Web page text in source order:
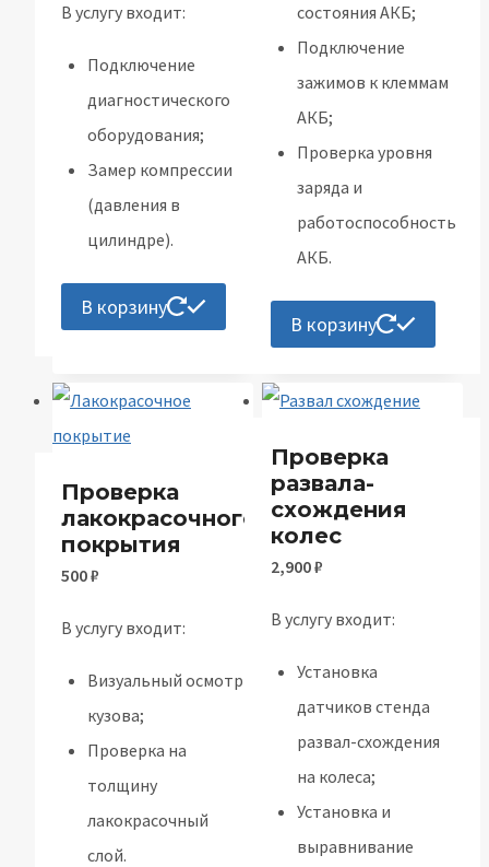
В услугу входит:
Подключение
диагностического
оборудования;
Замер компрессии
(давления в
цилиндре).
В корзину
состояния АКБ;
Подключение
зажимов к клеммам
АКБ;
Проверка уровня
заряда и
работоспособность
АКБ.
В корзину
Проверка
лакокрасочного
покрытия
500₽
В услугу входит:
Визуальный осмотр
кузова;
Проверка на
толщину
лакокрасочный
слой.
Проверка
развала-
схождения
колес
2,900₽
В услугу входит:
Установка
датчиков стенда
развал-схождения
на колеса;
Установка и
выравнивание